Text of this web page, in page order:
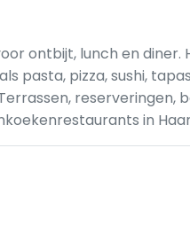
ontbijt, lunch en diner.
pasta, pizza, sushi,
reserveringen,
in